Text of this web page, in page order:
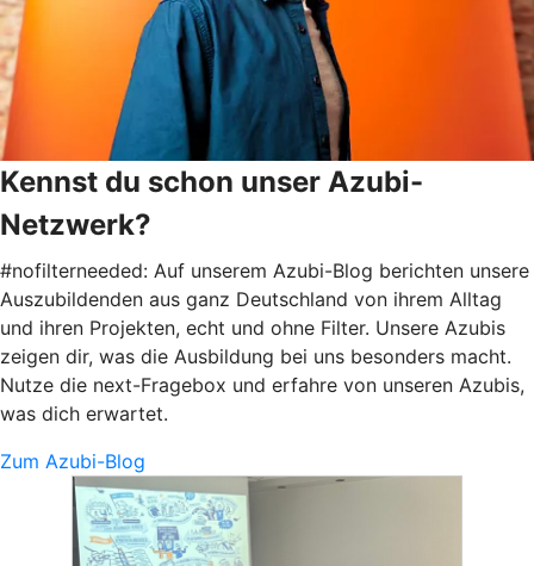
Kennst du schon unser Azubi-
Netzwerk?
#nofilterneeded: Auf unserem Azubi-Blog berichten unsere
Auszubildenden aus ganz Deutschland von ihrem Alltag
und ihren Projekten, echt und ohne Filter. Unsere Azubis
zeigen dir, was die Ausbildung bei uns besonders macht.
Nutze die next-Fragebox und erfahre von unseren Azubis,
was dich erwartet.
Zum Azubi-Blog